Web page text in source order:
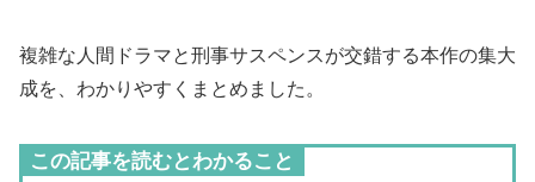
複雑な人間ドラマと刑事サスペンスが交錯する本作の集大
成を、わかりやすくまとめました。
この記事を読むとわかること